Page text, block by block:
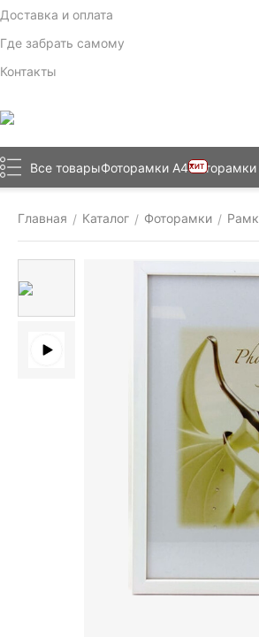
Доставка и оплата
Где забрать самому
Контакты
Все товарыФоторамки А4ХИТ
Главная / Каталог / Фоторамки /